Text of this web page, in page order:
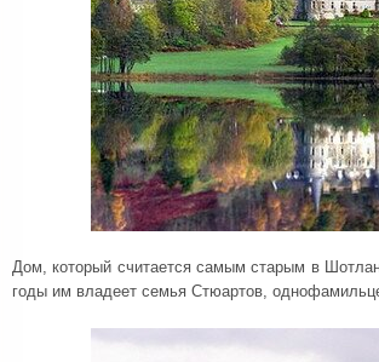
Дом, который считается самым старым в
годы им владеет семья Стюартов,